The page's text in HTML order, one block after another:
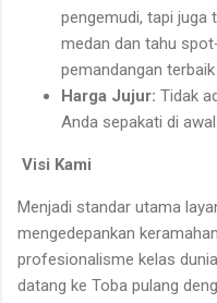
pengemudi, tapi juga
medan dan tahu
pemandangan
Harga Jujur: Tidak
Anda sepakati di
Visi Kami
Menjadi standar utama
mengedepankan
profesionalisme kelas
datang ke Toba pulang